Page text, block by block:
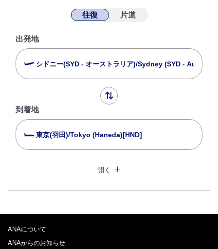
往復 片道
出発地
シドニー(SYD - オーストラリア)/Sydney (SYD -
到着地
東京(羽田)/Tokyo (Haneda)[HND]
運賃タイプ指定なし
往路出発日および時間帯
開く
ANAについて
ANAからのお知らせ